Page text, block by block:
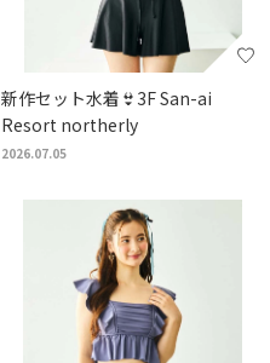
新作セット水着👙3F San-ai
Resort northerly
2026.07.05